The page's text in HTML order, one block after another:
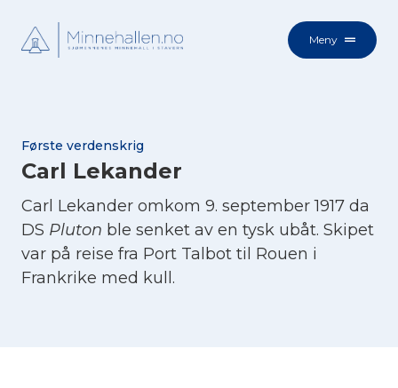
Meny
Første verdenskrig
Carl Lekander
Carl Lekander omkom 9. september 1917 da
DS Pluton ble senket av en tysk ubåt. Skipet
var på reise fra Port Talbot til Rouen i
Frankrike med kull.